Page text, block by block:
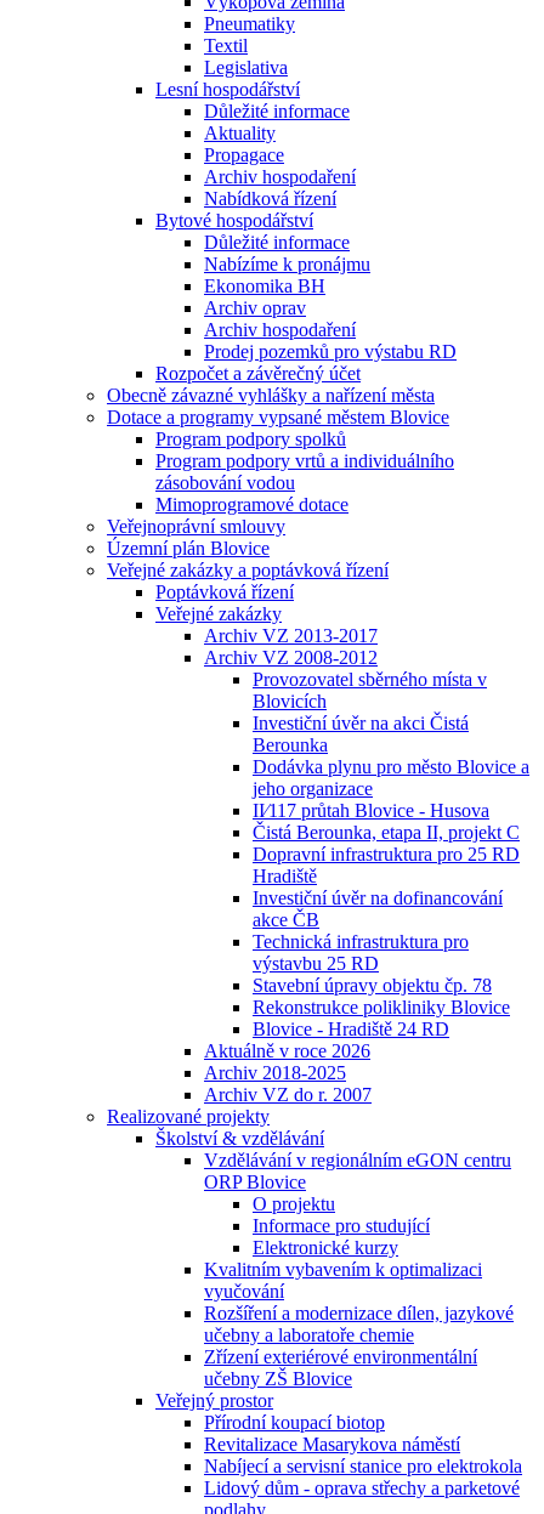
Pneumatiky
Textil
Legislativa
Lesní hospodářství
Důležité informace
Aktuality
Propagace
Archiv hospodaření
Nabídková řízení
Bytové hospodářství
Důležité informace
Nabízíme k pronájmu
Ekonomika BH
Archiv oprav
Archiv hospodaření
Prodej pozemků pro výstabu RD
Rozpočet a závěrečný účet
Obecně závazné vyhlášky a nařízení města
Dotace a programy vypsané městem Blovice
Program podpory spolků
Program podpory vrtů a individuálního
zásobování vodou
Mimoprogramové dotace
Veřejnoprávní smlouvy
Územní plán Blovice
Veřejné zakázky a poptávková řízení
Poptávková řízení
Veřejné zakázky
Archiv VZ 2013-2017
Archiv VZ 2008-2012
Provozovatel sběrného místa v
Blovicích
Investiční úvěr na akci Čistá
Berounka
Dodávka plynu pro město Blovice a
jeho organizace
II⁄117 průtah Blovice - Husova
Čistá Berounka, etapa II, projekt C
Dopravní infrastruktura pro 25 RD
Hradiště
Investiční úvěr na dofinancování
akce ČB
Technická infrastruktura pro
výstavbu 25 RD
Stavební úpravy objektu čp. 78
Rekonstrukce polikliniky Blovice
Blovice - Hradiště 24 RD
Aktuálně v roce 2026
Archiv 2018-2025
Archiv VZ do r. 2007
Realizované projekty
Školství & vzdělávání
Vzdělávání v regionálním eGON centru
ORP Blovice
O projektu
Informace pro studující
Elektronické kurzy
Kvalitním vybavením k optimalizaci
vyučování
Rozšíření a modernizace dílen, jazykové
učebny a laboratoře chemie
Zřízení exteriérové environmentální
učebny ZŠ Blovice
Veřejný prostor
Přírodní koupací biotop
Revitalizace Masarykova náměstí
Nabíjecí a servisní stanice pro elektrokola
Lidový dům - oprava střechy a parketové
podlahy